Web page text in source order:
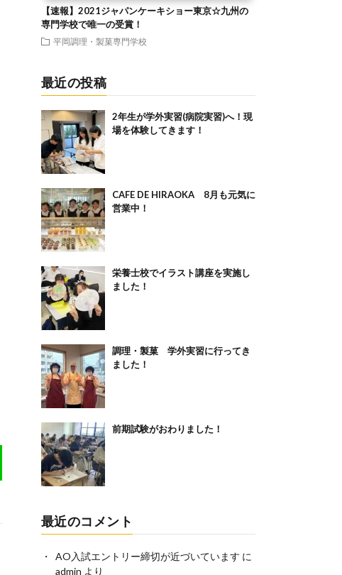
【速報】2021ジャパンケーキショー東京☆九州の
専門学校で唯一の受賞！
平岡調理・製菓専門学校
最近の投稿
2年生が学外実習(病院実習)へ！現
場を体験してきます！
CAFE DE HIRAOKA 8月も元気に
営業中！
栄養士校でイラスト講座を実施し
ました！
調理・製菓 学外実習に行ってき
ました！
前期試験がおわりました！
最近のコメント
AO入試エントリー締切が近づいています に
admin より